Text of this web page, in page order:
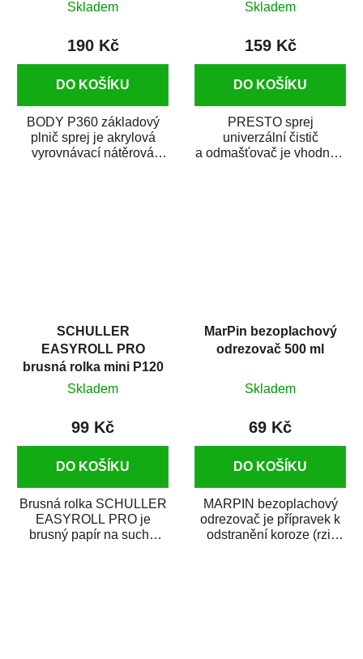
Skladem
190 Kč
DO KOŠÍKU
BODY P360 základový
plnič sprej je akrylová
vyrovnávací nátěrová
Skladem
159 Kč
DO KOŠÍKU
PRESTO sprej
univerzální čistič
a odmašťovač je vhodný k
SCHULLER
EASYROLL PRO
brusná rolka mini P120
Skladem
99 Kč
DO KOŠÍKU
Brusná rolka SCHULLER
EASYROLL PRO je
brusný papír na suché
MarPin bezoplachový
odrezovač 500 ml
Skladem
69 Kč
DO KOŠÍKU
MARPIN bezoplachový
odrezovač je přípravek k
odstranění koroze (rzi)